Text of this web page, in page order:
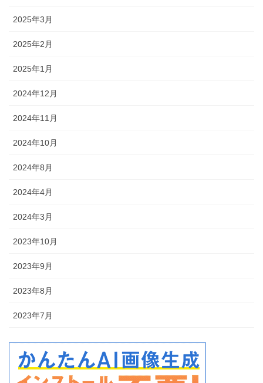
2025年3月
2025年2月
2025年1月
2024年12月
2024年11月
2024年10月
2024年8月
2024年4月
2024年3月
2023年10月
2023年9月
2023年8月
2023年7月